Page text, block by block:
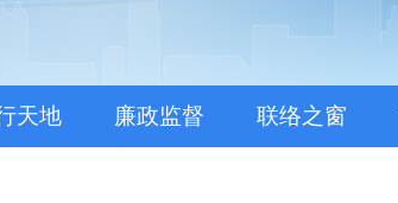
天地 廉政监督 联络之窗